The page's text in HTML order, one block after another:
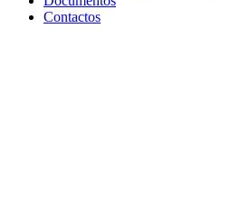
Contactos